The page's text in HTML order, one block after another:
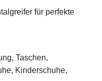
für perfekte
Taschen,
Kinderschuhe,